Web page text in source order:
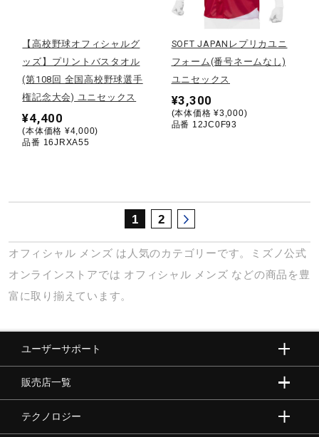
【高校野球オフィシャルグ
ッズ】プリントバスタオル
(第108回 全国高校野球選手
権記念大会) ユニセックス
¥4,400
(本体価格 ¥4,000)
品番 16JRXA55
SOFT JAPANレプリカユニ
フォーム(番号ネームなし)
ユニセックス
¥3,300
(本体価格 ¥3,000)
品番 12JC0F93
1 2
オフィシャル メンズ は人気のカテゴリーです。ミズノ公式
オンラインストアでは オフィシャル メンズ などの商品を豊
富に取り揃えています。
ユーザーサポート
販売店一覧
テクノロジー